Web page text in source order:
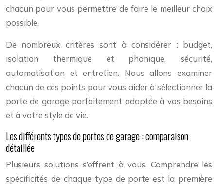
chacun pour vous permettre de faire le meilleur choix
possible.
De nombreux critères sont à considérer : budget,
isolation thermique et phonique, sécurité,
automatisation et entretien. Nous allons examiner
chacun de ces points pour vous aider à sélectionner la
porte de garage parfaitement adaptée à vos besoins
et à votre style de vie.
Les différents types de portes de garage : comparaison
détaillée
Plusieurs solutions s’offrent à vous. Comprendre les
spécificités de chaque type de porte est la première